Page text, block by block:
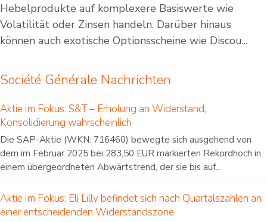
Hebelprodukte auf komplexere Basiswerte wie
Volatilität oder Zinsen handeln. Darüber hinaus
können auch exotische Optionsscheine wie Discou...
Société Générale Nachrichten
Aktie im Fokus: S&T – Erholung an Widerstand,
Konsolidierung wahrscheinlich
Die SAP-Aktie (WKN: 716460) bewegte sich ausgehend von
dem im Februar 2025 bei 283,50 EUR markierten Rekordhoch in
einem übergeordneten Abwärtstrend, der sie bis auf...
Aktie im Fokus: Eli Lilly befindet sich nach Quartalszahlen an
einer entscheidenden Widerstandszone